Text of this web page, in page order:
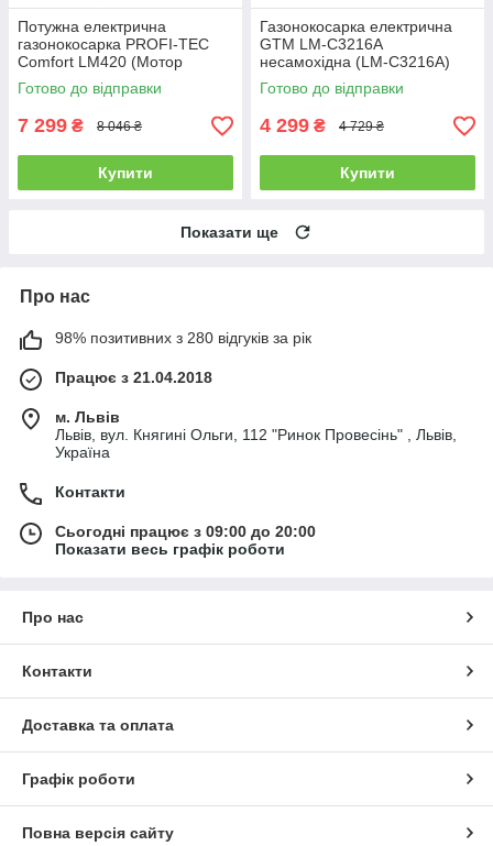
Потужна електрична
газонокосарка PROFI-TEC
Comfort LM420 (Мотор
LONCIN) : 2000 Вт, шир. 42
см (007899)
Готово до відправки
7 299 ₴ 8 046 ₴
Купити
Газонокосарка електрична
GTM LM-C3216A
несамохідна (LM-C3216A)
Готово до відправки
4 299 ₴ 4 729 ₴
Купити
Показати ще
Про нас
98% позитивних з 280 відгуків за рік
Працює з 21.04.2018
м. Львів
Львів, вул. Княгині Ольги, 112 "Ринок Провесінь" , Львів,
Україна
Контакти
Сьогодні працює з 09:00 до 20:00
Показати весь графік роботи
Про нас
Контакти
Доставка та оплата
Графік роботи
Повна версія сайту